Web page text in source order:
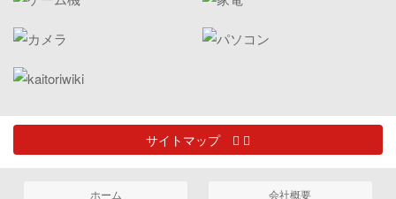
サイトマップ
ホーム
会社概要